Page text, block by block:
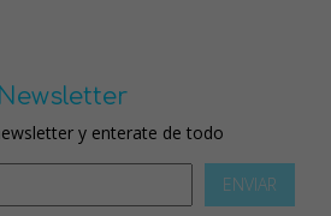
Newsletter
y enterate de todo
ENVIAR